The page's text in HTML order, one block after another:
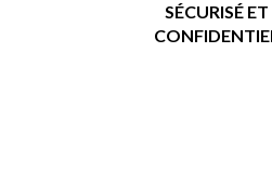
SÉCURISÉ ET